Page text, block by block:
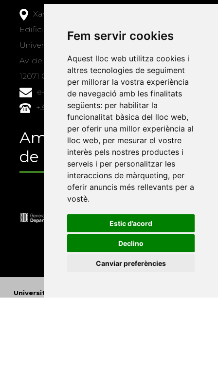
Fem servir cookies
Aquest lloc web utilitza cookies i
altres tecnologies de seguiment
per millorar la vostra experiència
de navegació amb les finalitats
següents: per habilitar la
funcionalitat bàsica del lloc web,
per oferir una millor experiència al
lloc web, per mesurar el vostre
interès pels nostres productes i
serveis i per personalitzar les
interaccions de màrqueting, per
oferir anuncis més rellevants per a
vostè.
Estic d’acord
Declino
Canviar preferències
Xarxa Vives d'Universitats
Edifici Àgora
Universitat Jaume I, local 10
Av. de Vicent Sos Baynat, s/n
12071 Castelló de la Plana
e-buc@vives.org
+34 964 72 89 93
Amb el suport
de
Universitat Abat Oliba CEU